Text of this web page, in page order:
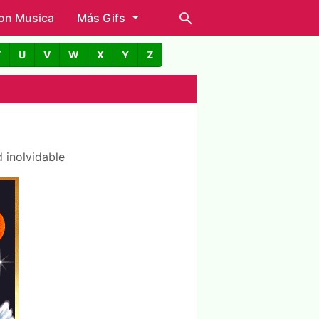
Musica Más Gifs
U V W X Y Z
inolvidable